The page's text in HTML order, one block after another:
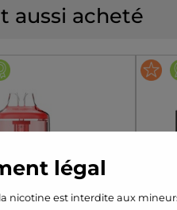
légal
nicotine est interdite aux
aussi acheté